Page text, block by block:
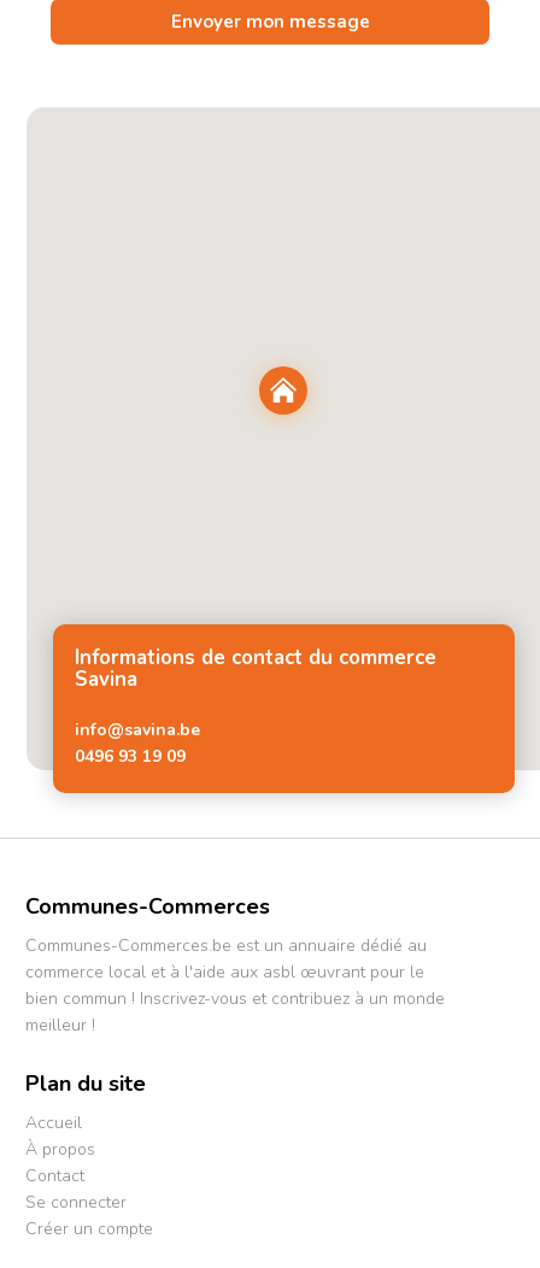
Informations de contact du commerce
Savina
info@savina.be
0496 93 19 09
Communes-Commerces
Communes-Commerces.be est un annuaire dédié au
commerce local et à l'aide aux asbl œuvrant pour le
bien commun ! Inscrivez-vous et contribuez à un monde
meilleur !
Plan du site
Accueil
À propos
Contact
Se connecter
Créer un compte